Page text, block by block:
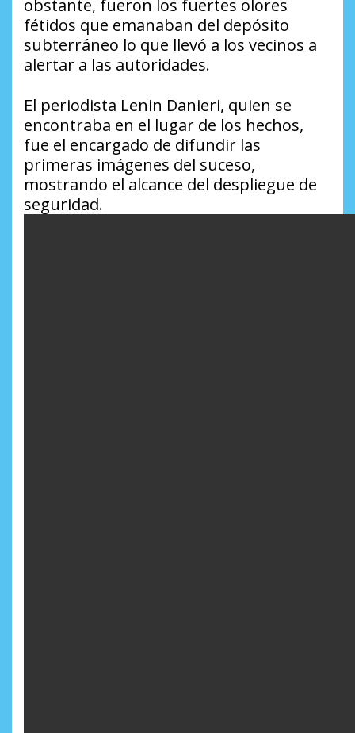
obstante, fueron los fuertes olores
fétidos que emanaban del depósito
subterráneo lo que llevó a los vecinos a
alertar a las autoridades.
El periodista Lenin Danieri, quien se
encontraba en el lugar de los hechos,
fue el encargado de difundir las
primeras imágenes del suceso,
mostrando el alcance del despliegue de
seguridad.